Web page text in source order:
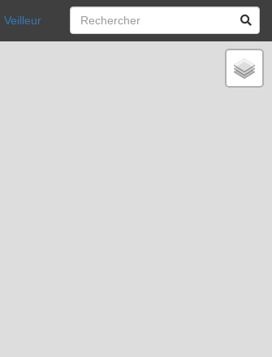
Veilleur